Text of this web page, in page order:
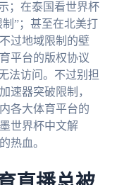
；在泰国看世界杯
”；甚至在北美打
过地域限制的壁
平台的版权协议
法访问。不过别担
速器突破限制，
各大体育平台的
世界杯中文解
热血。